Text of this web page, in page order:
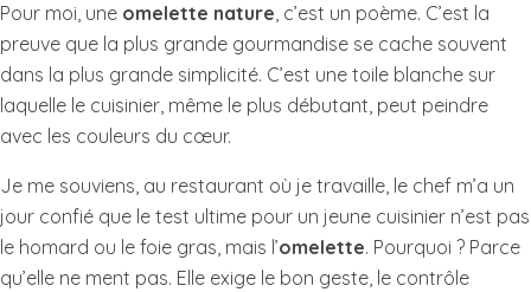
Pour moi, une omelette nature, c’est un poème. C’est la
preuve que la plus grande gourmandise se cache souvent
dans la plus grande simplicité. C’est une toile blanche sur
laquelle le cuisinier, même le plus débutant, peut peindre
avec les couleurs du cœur.
Je me souviens, au restaurant où je travaille, le chef m’a un
jour confié que le test ultime pour un jeune cuisinier n’est pas
le homard ou le foie gras, mais l’omelette. Pourquoi ? Parce
qu’elle ne ment pas. Elle exige le bon geste, le contrôle